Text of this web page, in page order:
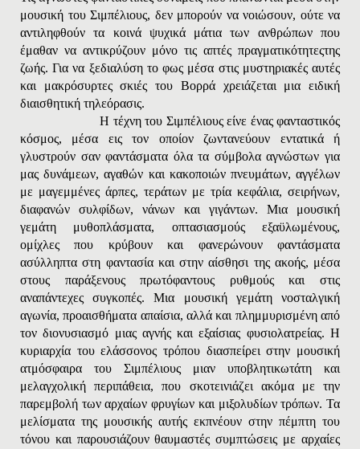
μουσική του Σιμπέλιους, δεν μπορούν να νοιώσουν, ούτε να
αντιληφθούν τα κοινά ψυχικά μάτια των ανθρώπων που
έμαθαν να αντικρύζουν μόνο τις απτές πραγματικότητεςτης
ζωής. Για να ξεδιαλύση το φως μέσα στις μυστηριακές αυτές
και μακρόσυρτες σκιές του Bορρά χρειάζεται μια ειδική
διαισθητική τηλεόρασις.
Η τέχνη του Σιμπέλιους είνε ένας φανταστικός
κόσμος, μέσα εις τον οποίον ζωντανεύουν εντατικά ή
γλυστρούν σαν φαντάσματα όλα τα σύμβολα αγνώστων για
μας δυνάμεων, αγαθών και κακοποιών πνευμάτων, αγγέλων
με μαγεμμένες άρπες, τεράτων με τρία κεφάλια, σειρήνων,
διαφανών συλφίδων, νάνων και γιγάντων. Μια μουσική
γεμάτη μυθοπλάσματα, οπτασιασμούς εξαϋλωμένους,
ομίχλες που κρύβουν και φανερώνουν φαντάσματα
ασύλληπτα στη φαντασία και στην αίσθησι της ακοής, μέσα
στους παράξενους πρωτόφαντους ρυθμούς και στις
αναπάντεχες συγκοπές. Μια μουσική γεμάτη νοσταλγική
αγωνία, προαισθήματα απαίσια, αλλά και πλημμυρισμένη από
τον διονυσιασμό μιας αγνής και εξαίσιας φυσιολατρείας. Η
κυριαρχία του ελάσσονος τρόπου διασπείρει στην μουσική
ατμόσφαιρα του Σιμπέλιους μιαν υποβλητικωτάτη και
μελαγχολική περιπάθεια, που σκοτεινιάζει ακόμα με την
παρεμβολή των αρχαίων φρυγίων και μιξολυδίων τρόπων. Τα
μελίσματα της μουσικής αυτής εκπνέουν στην πέμπτη του
τόνου και παρουσιάζουν θαυμαστές συμπτώσεις με αρχαίες